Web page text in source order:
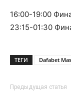
16:00-19:00
23:15-01:30
ТЕГИ Dafabet
Предыдущая статья